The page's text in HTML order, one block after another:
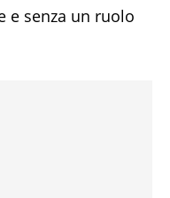
e senza un ruolo